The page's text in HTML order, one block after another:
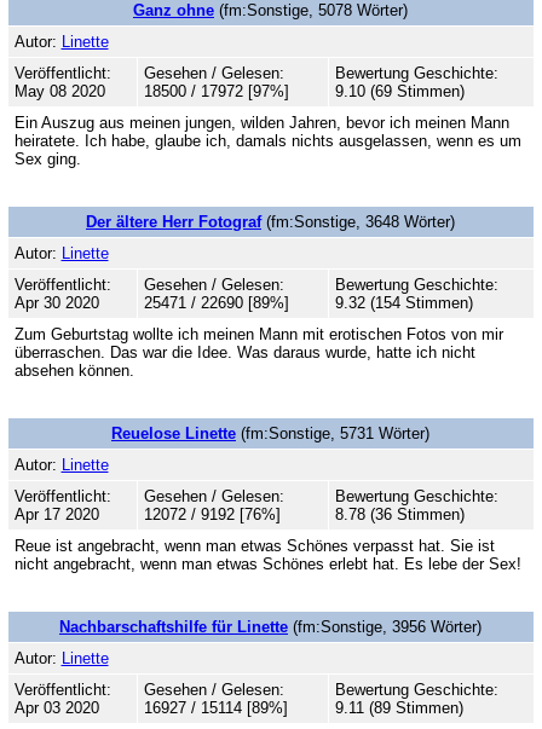
Ganz ohne (fm:Sonstige, 5078 Wörter)
Autor: Linette
Veröffentlicht:
May 08 2020
Gesehen / Gelesen:
18500 / 17972 [97%]
Bewertung Geschichte:
9.10 (69 Stimmen)
Ein Auszug aus meinen jungen, wilden Jahren, bevor ich meinen Mann
heiratete. Ich habe, glaube ich, damals nichts ausgelassen, wenn es um
Sex ging.
Der ältere Herr Fotograf(fm:Sonstige, 3648 Wörter)
Autor: Linette
Veröffentlicht:
Apr 30 2020
Gesehen / Gelesen:
25471 / 22690 [89%]
Bewertung Geschichte:
9.32 (154 Stimmen)
Zum Geburtstag wollte ich meinen Mann mit erotischen Fotos von mir
überraschen. Das war die Idee. Was daraus wurde, hatte ich nicht
absehen können.
Reuelose Linette (fm:Sonstige, 5731 Wörter)
Autor: Linette
Veröffentlicht:
Apr 17 2020
Gesehen / Gelesen:
12072 / 9192 [76%]
Bewertung Geschichte:
8.78 (36 Stimmen)
Reue ist angebracht, wenn man etwas Schönes verpasst hat. Sie ist
nicht angebracht, wenn man etwas Schönes erlebt hat. Es lebe der Sex!
Nachbarschaftshilfe für Linette (fm:Sonstige, 3956 Wörter)
Autor: Linette
Veröffentlicht:
Apr 03 2020
Gesehen / Gelesen:
16927 / 15114 [89%]
Bewertung Geschichte:
9.11 (89 Stimmen)